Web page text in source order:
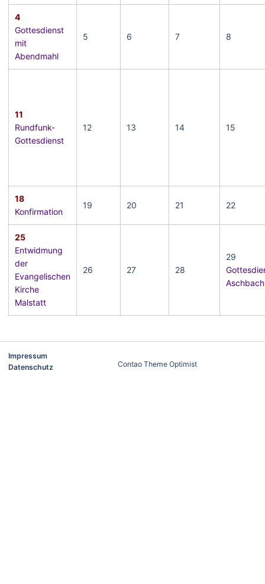
4
Gottesdienst
mit
Abendmahl
5 6 7 8
11
Rundfunk-
Gottesdienst
12 13 14 15
18
Konfirmation
19 20 21 22
25
Entwidmung
der
Evangelischen
Kirche
Malstatt
26 27 28
29
Impressum
Datenschutz
Contao Theme Optimist